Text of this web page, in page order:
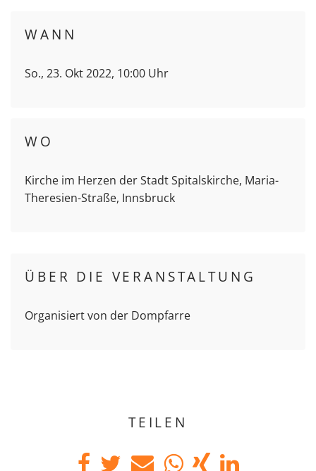
WANN
So., 23. Okt 2022, 10:00 Uhr
WO
Kirche im Herzen der Stadt Spitalskirche, Maria-
Theresien-Straße, Innsbruck
ÜBER DIE VERANSTALTUNG
Organisiert von der Dompfarre
TEILEN